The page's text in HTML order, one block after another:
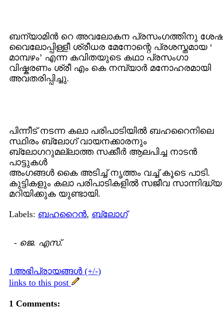
ബന്യാമിന്‍ റെ അവലോകന പ്രസംഗത്തിനു
വൈലോപ്പിള്ളീ ശ്രീധര മേനോന്റെ പ്രശസ്തമായ ‘
മാമ്പഴം’ എന്ന കവിതയുടെ കഥാ പ്രസംഗാ
വിഷ്കരണം ശ്രീ എം കെ നമ്പ്യാര്‍ മനോഹരമായി
അവതരിപ്പിച്ചു.
പിന്നീട് നടന്ന കലാ പരിപാടിയില്‍ ബഹറൈനിലെ
സ്ഥിരം ബ്ലോഗ് വായനക്കാരനും
ബ്ലോഗറുമല്ലാത്ത സക്കീര്‍ ആലപിച്ച നാടന്‍
പാട്ടുകള്‍
അംഗങ്ങള്‍ കൈ അടിച്ച് നൃത്തം വച്ച് കൂടെ പാടി.
കുട്ടികളും കലാ പരിപാടികളില്‍ സജീവ സാന്നിദ്ധ്യ
മറിയിക്കുക യുണ്ടായി.
Labels: ബഹറൈന്‍, ബ്ലോഗ്
- ജെ. എസ്.
1അഭിപ്രായങ്ങള്‍ (+/-)
links to this post
1 Comments: